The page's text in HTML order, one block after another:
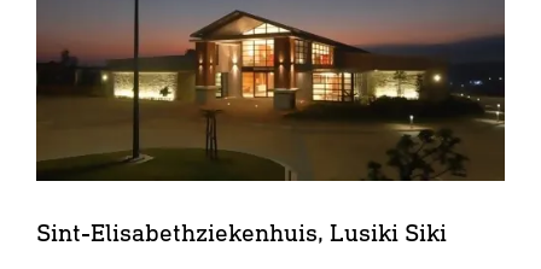
Sint-Elisabethziekenhuis, Lusiki Siki